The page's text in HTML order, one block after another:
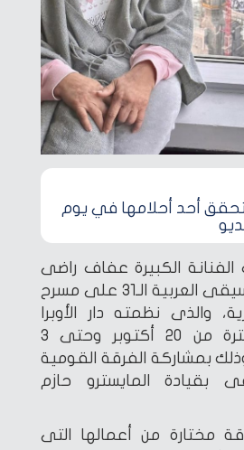
تحقق أحد أحلامها في يوم
الكبيرة عفاف راضى
فى مهرجان الموسيقى العربية الـ31 على مسرح
والذى نظمته دار الأوبرا
المصرية فى الفترة من 20 أكتوبر وحتى 3
بمشاركة الفرقة القومية
بقيادة المايسترو حازم
مختارة من أعمالها التى